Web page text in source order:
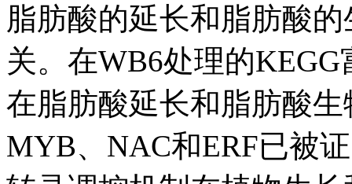
脂肪酸的延长和脂肪酸
关。在WB6处理的
在脂肪酸延长和脂肪酸
MYB、NAC和ERF已被